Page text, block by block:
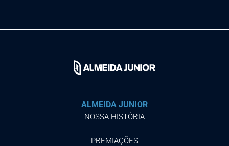
ALMEIDA JUNIOR
NOSSA HISTÓRIA
PREMIAÇÕES